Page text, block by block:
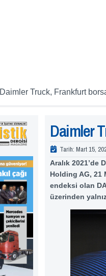
Daimler Truck, Frankfurt
Daimler
Tarih: Mart 15,
Aralık 2021’de
Holding AG, 21
endeksi olan
üzerinden